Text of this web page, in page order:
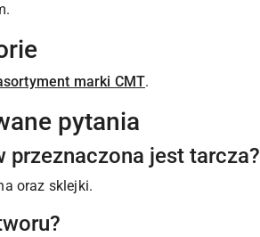
marki CMT.
pytania
przeznaczona jest tarcza?
oraz sklejki.